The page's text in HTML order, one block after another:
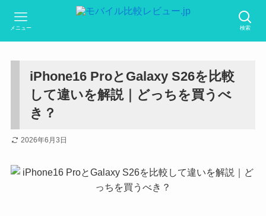
検索
メニュー
iPhone16 ProとGalaxy S26を比較
して違いを解説｜どっちを買うべ
き？
2026年6月3日